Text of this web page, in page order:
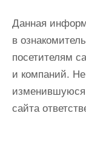
Данная
в
посетителям
и компаний.
сайта